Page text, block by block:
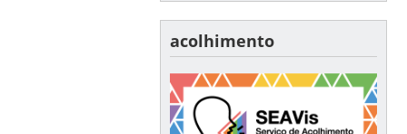
acolhimento